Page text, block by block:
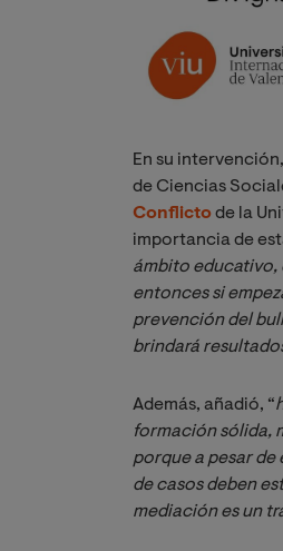
En su
de Ciencias
Conflictode la
importancia de
ámbito educativo,
entonces si
prevención del
brindará
Además, añadió, “
formación sólida,
porque a pesar
de casos deben
mediación es un